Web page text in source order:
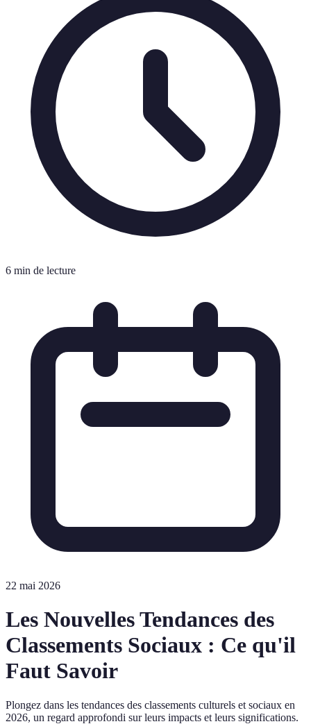
6 min de lecture
22 mai 2026
Les Nouvelles Tendances des
Classements Sociaux : Ce qu'il
Faut Savoir
Plongez dans les tendances des classements culturels et sociaux en
2026, un regard approfondi sur leurs impacts et leurs significations.